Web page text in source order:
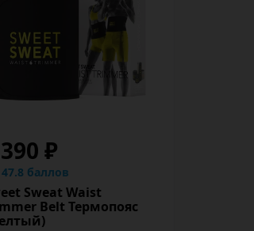
₽
47.8 баллов
Sweat Waist
Belt Термопояс